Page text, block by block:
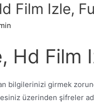
Film Izle,
Hd Film
bilgilerinizi girmek
üzerinden şifreler